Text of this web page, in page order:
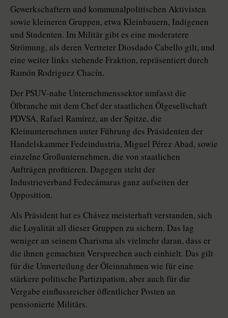
Gewerkschaftern und kommunalpolitischen Aktivisten
sowie kleineren Gruppen, etwa Kleinbauern, Indigenen
und Studenten. Im Militär gibt es eine moderatere
Strömung, als deren Vertreter Diosdado Cabello gilt, und
eine weiter links stehende Fraktion, repräsentiert durch
Ramón Rodriguez Chacín.
Der PSUV-nahe Unternehmenssektor umfasst die
Ölbranche mit dem Chef der staatlichen Ölgesellschaft
PDVSA, Rafael Ramírez, an der Spitze, die
Kleinunternehmen unter Führung des Präsidenten der
Handelskammer Fedeindustria, Miguel Pérez Abad, sowie
einzelne Großunternehmen, die von staatlichen
Aufträgen profitieren. Dagegen steht der
Industrieverband Fedecámaras ganz aufseiten der
Opposition.
Als Präsident hat es Chávez meisterhaft verstanden, sich
die Loyalität all dieser Gruppen zu sichern. Das lag
weniger an seinem Charisma als vielmehr daran, dass er
die ihnen gemachten Versprechen auch einhielt. Das gilt
für die Umverteilung der Öleinnahmen wie für eine
stärkere politische Partizipation, aber auch für die
Vergabe einflussreicher öffentlicher Posten an
pensionierte Militärs.